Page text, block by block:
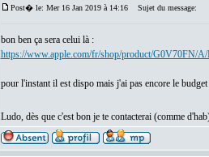
Post� le: Mer 16 Jan 2019 à 14:16 Sujet du message:
bon ben ça sera celui là :
https://www.apple.com/fr/shop/product/G0V70FN/
pour l'instant il est dispo mais j'ai pas encore le
Ludo, dès que c'est bon je te contacterai (comme